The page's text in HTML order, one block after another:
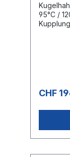
95°C /
CHF